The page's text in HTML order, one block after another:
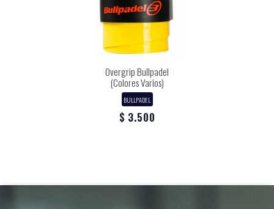
Overgrip Bullpadel
(Colores Varios)
BULLPADEL
$ 3.500